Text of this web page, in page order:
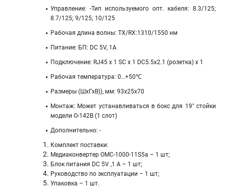
Управление: -Тип используемого опт. кабеля: 8.3/125;
8.7/125; 9/125; 10/125
Рабочая длина волны: TX/RX:1310/1550 нм
Питание: БП: DC 5V, 1A
Подключение: RJ45 x 1 SC x 1 DС5.5x2.1 (розетка) x 1
Рабочая температура: 0…+50℃
Размеры (ШхГхВ)), мм: 93х25x70
Монтаж: Может устанавливаться в бокс для 19" стойки
модели О-142B (1 слот)
Дополнительно: -
Комплект поставки:
Медиаконвертер OMC-1000-11S5a – 1 шт;
Блок питания DC 5V ,1 A – 1 шт;
Руководство по эксплуатации – 1 шт;
Упаковка – 1 шт.